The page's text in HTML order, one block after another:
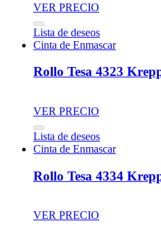
VER PRECIO
Lista de deseos
Cinta de Enmascar
Rollo Tesa 4323
VER PRECIO
Lista de deseos
Cinta de Enmascar
Rollo Tesa 4334
VER PRECIO